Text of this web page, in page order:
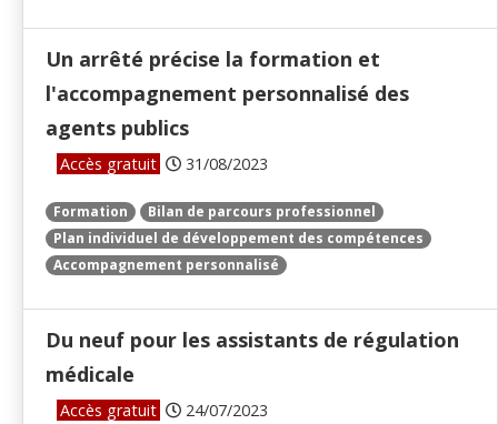
Un arrêté précise la formation et
l'accompagnement personnalisé des
agents publics
Accès gratuit 31/08/2023
Formation
Bilan de parcours professionnel
Plan individuel de développement des compétences
Accompagnement personnalisé
Du neuf pour les assistants de régulation
médicale
Accès gratuit 24/07/2023